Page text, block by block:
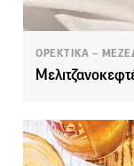
ΟΡΕΚΤΙΚΑ –